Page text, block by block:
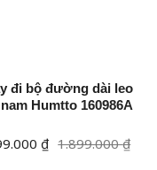
đi bộ đường dài leo
Humtto 160986A
1.899.000₫
Giá
₫ Giá